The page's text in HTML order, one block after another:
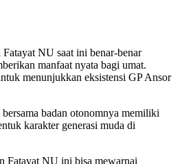
NU saat ini benar-benar
manfaat nyata bagi umat.
menunjukkan eksistensi GP Ansor
badan otonomnya memiliki
karakter generasi muda di
Fatayat NU ini bisa mewarnai